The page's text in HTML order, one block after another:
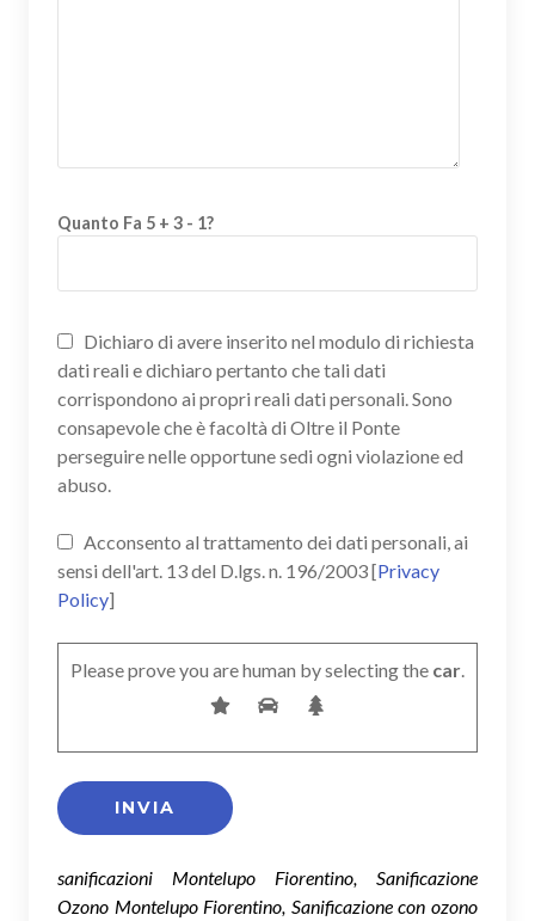
Quanto Fa 5 + 3 - 1?
Dichiaro di avere inserito nel modulo di richiesta
dati reali e dichiaro pertanto che tali dati
corrispondono ai propri reali dati personali. Sono
consapevole che è facoltà di Oltre il Ponte
perseguire nelle opportune sedi ogni violazione ed
abuso.
Acconsento al trattamento dei dati personali, ai
sensi dell'art. 13 del D.lgs. n. 196/2003 [Privacy
Policy]
Please prove you are human by selecting the car.
sanificazioni Montelupo Fiorentino, Sanificazione
Ozono Montelupo Fiorentino, Sanificazione con ozono